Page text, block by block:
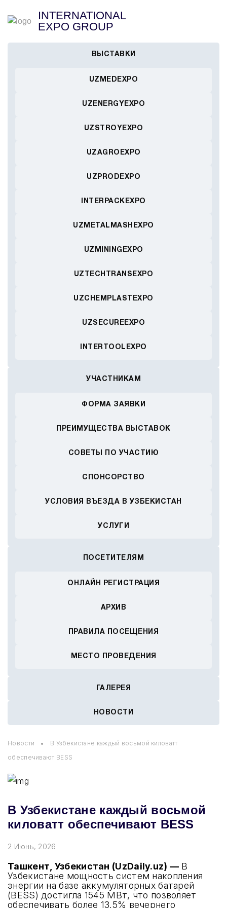
INTERNATIONAL
EXPO GROUP
ВЫСТАВКИ
UZMEDEXPO
UZENERGYEXPO
UZSTROYEXPO
UZAGROEXPO
UZPRODEXPO
INTERPACKEXPO
UZMETALMASHEXPO
UZMININGEXPO
UZTECHTRANSEXPO
UZCHEMPLASTEXPO
UZSECUREEXPO
INTERTOOLEXPO
УЧАСТНИКАМ
ФОРМА ЗАЯВКИ
ПРЕИМУЩЕСТВА ВЫСТАВОК
СОВЕТЫ ПО УЧАСТИЮ
СПОНСОРСТВО
УСЛОВИЯ ВЪЕЗДА В УЗБЕКИСТАН
УСЛУГИ
ПОСЕТИТЕЛЯМ
ОНЛАЙН РЕГИСТРАЦИЯ
АРХИВ
ПРАВИЛА ПОСЕЩЕНИЯ
МЕСТО ПРОВЕДЕНИЯ
ГАЛЕРЕЯ
НОВОСТИ
Новости
В Узбекистане каждый восьмой киловатт
обеспечивают BESS
В Узбекистане каждый восьмой
киловатт обеспечивают BESS
2 Июнь, 2026
Ташкент, Узбекистан (UzDaily.uz) — В
Узбекистане мощность систем накопления
энергии на базе аккумуляторных батарей
(BESS) достигла 1545 МВт, что позволяет
обеспечивать более 13,5% вечернего